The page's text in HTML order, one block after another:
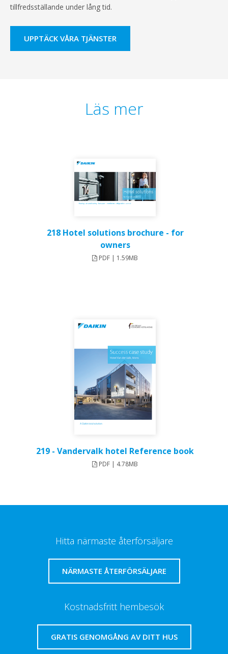
tillfredsställande under lång tid.
UPPTÄCK VÅRA TJÄNSTER
Läs mer
218 Hotel solutions brochure - for
owners
PDF | 1.59MB
219 - Vandervalk hotel Reference book
PDF | 4.78MB
Hitta närmaste återförsäljare
NÄRMASTE ÅTERFÖRSÄLJARE
Kostnadsfritt hembesök
GRATIS GENOMGÅNG AV DITT HUS